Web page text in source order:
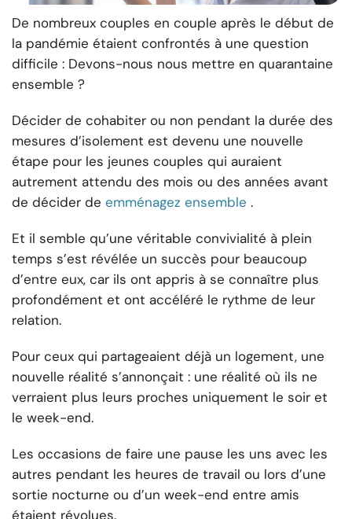
De nombreux couples en couple après le début de
la pandémie étaient confrontés à une question
difficile : Devons-nous nous mettre en quarantaine
ensemble ?
Décider de cohabiter ou non pendant la durée des
mesures d’isolement est devenu une nouvelle
étape pour les jeunes couples qui auraient
autrement attendu des mois ou des années avant
de décider de emménagez ensemble .
Et il semble qu’une véritable convivialité à plein
temps s’est révélée un succès pour beaucoup
d’entre eux, car ils ont appris à se connaître plus
profondément et ont accéléré le rythme de leur
relation.
Pour ceux qui partageaient déjà un logement, une
nouvelle réalité s’annonçait : une réalité où ils ne
verraient plus leurs proches uniquement le soir et
le week-end.
Les occasions de faire une pause les uns avec les
autres pendant les heures de travail ou lors d’une
sortie nocturne ou d’un week-end entre amis
étaient révolues.